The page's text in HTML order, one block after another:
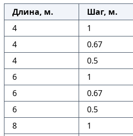
Длина, м. Шаг, м.
4
1
4
0.67
4
0.5
6
1
6
0.67
6
0.5
8
1